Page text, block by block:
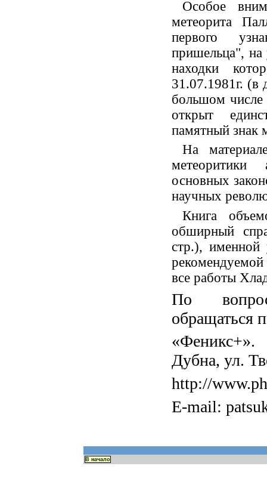
Особое
метеорита
первого
пришельца", на
находки
31.07.1981г. (в
большом числе
открыт
памятный знак
На
основных
научных
Книга
обширный
стр.), именной
все работы
По
обращаться
Дубна, ул.
http://
E-mail:
В начало